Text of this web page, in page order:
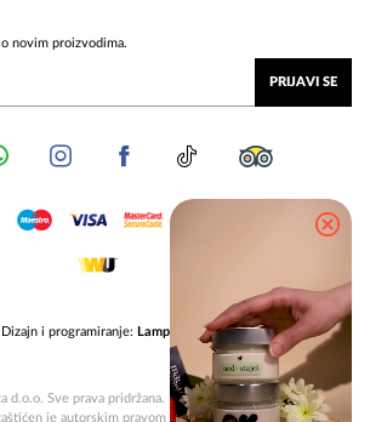
novim proizvodima.
PRIJAVI SE
Dizajn i programiranje: Lampa.ba
d.o.o. Sve prava pridržana. Dizajn, uključujući grafičke i
je autorskim pravom prema BiH i međunarodnim